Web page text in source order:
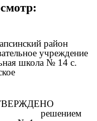
район
учреждение
школа № 14 с.